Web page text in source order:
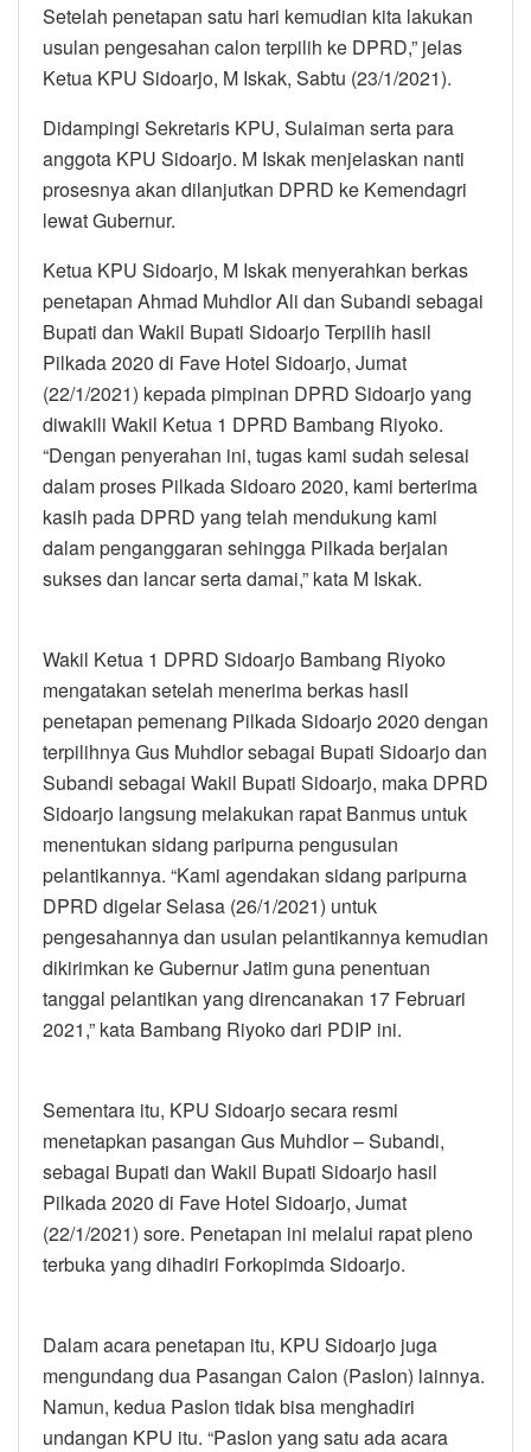
Setelah penetapan satu hari kemudian kita lakukan
usulan pengesahan calon terpilih ke DPRD,” jelas
Ketua KPU Sidoarjo, M Iskak, Sabtu (23/1/2021).
Didampingi Sekretaris KPU, Sulaiman serta para
anggota KPU Sidoarjo. M Iskak menjelaskan nanti
prosesnya akan dilanjutkan DPRD ke Kemendagri
lewat Gubernur.
Ketua KPU Sidoarjo, M Iskak menyerahkan berkas
penetapan Ahmad Muhdlor Ali dan Subandi sebagai
Bupati dan Wakil Bupati Sidoarjo Terpilih hasil
Pilkada 2020 di Fave Hotel Sidoarjo, Jumat
(22/1/2021) kepada pimpinan DPRD Sidoarjo yang
diwakili Wakil Ketua 1 DPRD Bambang Riyoko.
“Dengan penyerahan ini, tugas kami sudah selesai
dalam proses Pilkada Sidoaro 2020, kami berterima
kasih pada DPRD yang telah mendukung kami
dalam penganggaran sehingga Pilkada berjalan
sukses dan lancar serta damai,” kata M Iskak.
Wakil Ketua 1 DPRD Sidoarjo Bambang Riyoko
mengatakan setelah menerima berkas hasil
penetapan pemenang Pilkada Sidoarjo 2020 dengan
terpilihnya Gus Muhdlor sebagai Bupati Sidoarjo dan
Subandi sebagai Wakil Bupati Sidoarjo, maka DPRD
Sidoarjo langsung melakukan rapat Banmus untuk
menentukan sidang paripurna pengusulan
pelantikannya. “Kami agendakan sidang paripurna
DPRD digelar Selasa (26/1/2021) untuk
pengesahannya dan usulan pelantikannya kemudian
dikirimkan ke Gubernur Jatim guna penentuan
tanggal pelantikan yang direncanakan 17 Februari
2021,” kata Bambang Riyoko dari PDIP ini.
Sementara itu, KPU Sidoarjo secara resmi
menetapkan pasangan Gus Muhdlor – Subandi,
sebagai Bupati dan Wakil Bupati Sidoarjo hasil
Pilkada 2020 di Fave Hotel Sidoarjo, Jumat
(22/1/2021) sore. Penetapan ini melalui rapat pleno
terbuka yang dihadiri Forkopimda Sidoarjo.
Dalam acara penetapan itu, KPU Sidoarjo juga
mengundang dua Pasangan Calon (Paslon) lainnya.
Namun, kedua Paslon tidak bisa menghadiri
undangan KPU itu. “Paslon yang satu ada acara